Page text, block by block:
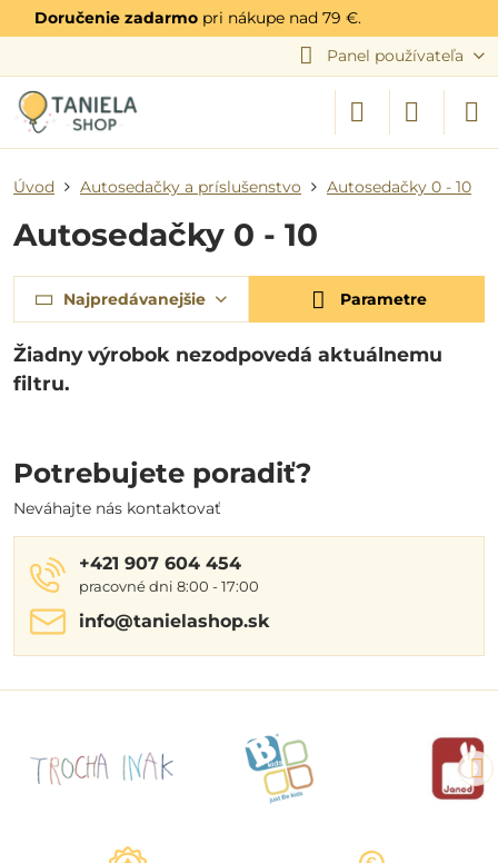
Doručenie zadarmo pri nákupe nad 79 €.
Panel používateľa
Úvod Autosedačky a príslušenstvo Autosedačky 0 - 10
Autosedačky 0 - 10
Najpredávanejšie Parametre
Potrebujete poradiť?
Neváhajte nás kontaktovať
+421 907 604 454
pracovné dni 8:00 - 17:00
info​@tanielashop​.sk